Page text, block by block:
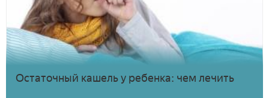
Остаточный кашель у ребенка: чем лечить